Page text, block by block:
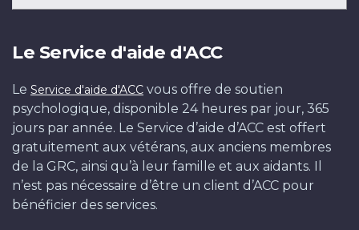
Le Service d'aide d'ACC
Le Service d'aide d'ACC vous offre de soutien
psychologique, disponible 24 heures par jour, 365
jours par année. Le Service d’aide d’ACC est offert
gratuitement aux vétérans, aux anciens membres
de la GRC, ainsi qu’à leur famille et aux aidants. Il
n’est pas nécessaire d’être un client d’ACC pour
bénéficier des services.